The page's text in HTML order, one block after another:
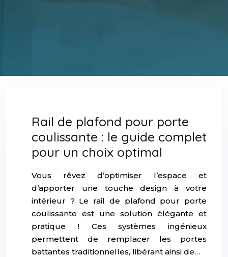
Rail de plafond pour porte
coulissante : le guide complet
pour un choix optimal
Vous rêvez d’optimiser l’espace et
d’apporter une touche design à votre
intérieur ? Le rail de plafond pour porte
coulissante est une solution élégante et
pratique ! Ces systèmes ingénieux
permettent de remplacer les portes
battantes traditionnelles, libérant ainsi de…